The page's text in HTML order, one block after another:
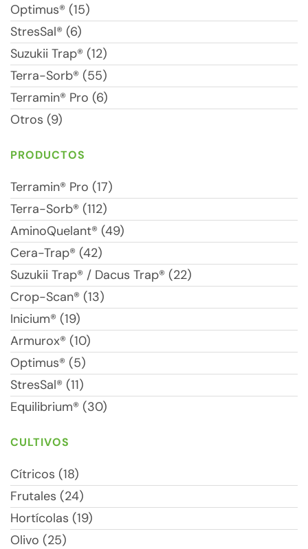
Optimus® (15)
StresSal® (6)
Suzukii Trap® (12)
Terra-Sorb® (55)
Terramin® Pro (6)
Otros (9)
PRODUCTOS
Terramin® Pro (17)
Terra-Sorb® (112)
AminoQuelant® (49)
Cera-Trap® (42)
Suzukii Trap® / Dacus Trap® (22)
Crop-Scan® (13)
Inicium® (19)
Armurox® (10)
Optimus® (5)
StresSal® (11)
Equilibrium® (30)
CULTIVOS
Cítricos (18)
Frutales (24)
Hortícolas (19)
Olivo (25)